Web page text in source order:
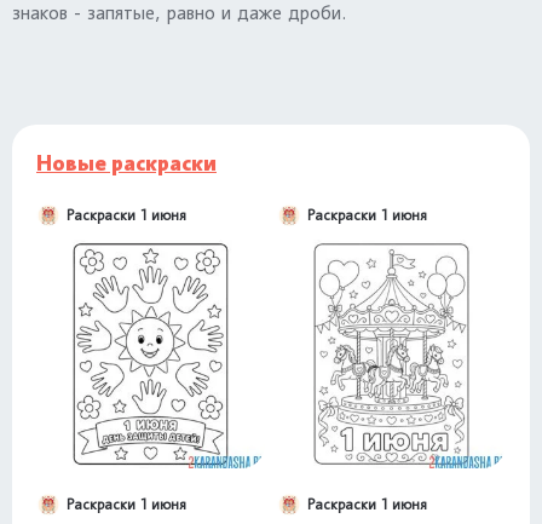
знаков - запятые, равно и даже дроби.
Новые раскраски
Раскраски 1 июня Раскраски 1 июня
Раскраски 1 июня Раскраски 1 июня